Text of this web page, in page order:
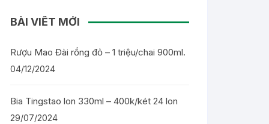
BÀI VIẾT MỚI
Rượu Mao Đài rồng đỏ – 1 triệu/chai 900ml.
04/12/2024
Bia Tingstao lon 330ml – 400k/két 24 lon
29/07/2024